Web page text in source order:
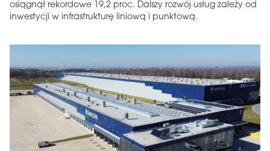
osiągnął rekordowe 19,2 proc. Dalszy rozwój usług zależy od
inwestycji w infrastrukturę liniową i punktową.